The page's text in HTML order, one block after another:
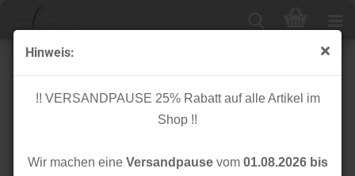
Hinweis:
!! VERSANDPAUSE 25% Rabatt auf alle Artikel im
Shop !!
Wir machen eine Versandpausevom 01.08.2026 bis
Stripes - unelastisch 2 cm - rot/weiß